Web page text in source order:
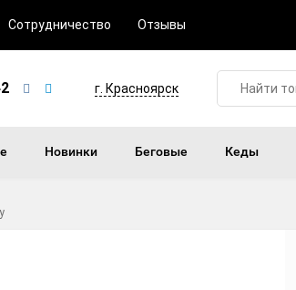
Сотрудничество Отзывы
г. Красноярск
Новинки Беговые Кеды